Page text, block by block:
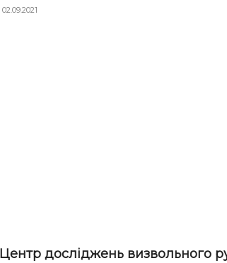
02.09.2021
Центр досліджень визвольного